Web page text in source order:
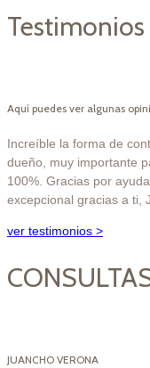
Testimonios
Aquí puedes ver algunas
Increíble la forma de
dueño, muy importante
100%. Gracias por
excepcional gracias a ti,
ver testimonios >
JUANCHO VERONA